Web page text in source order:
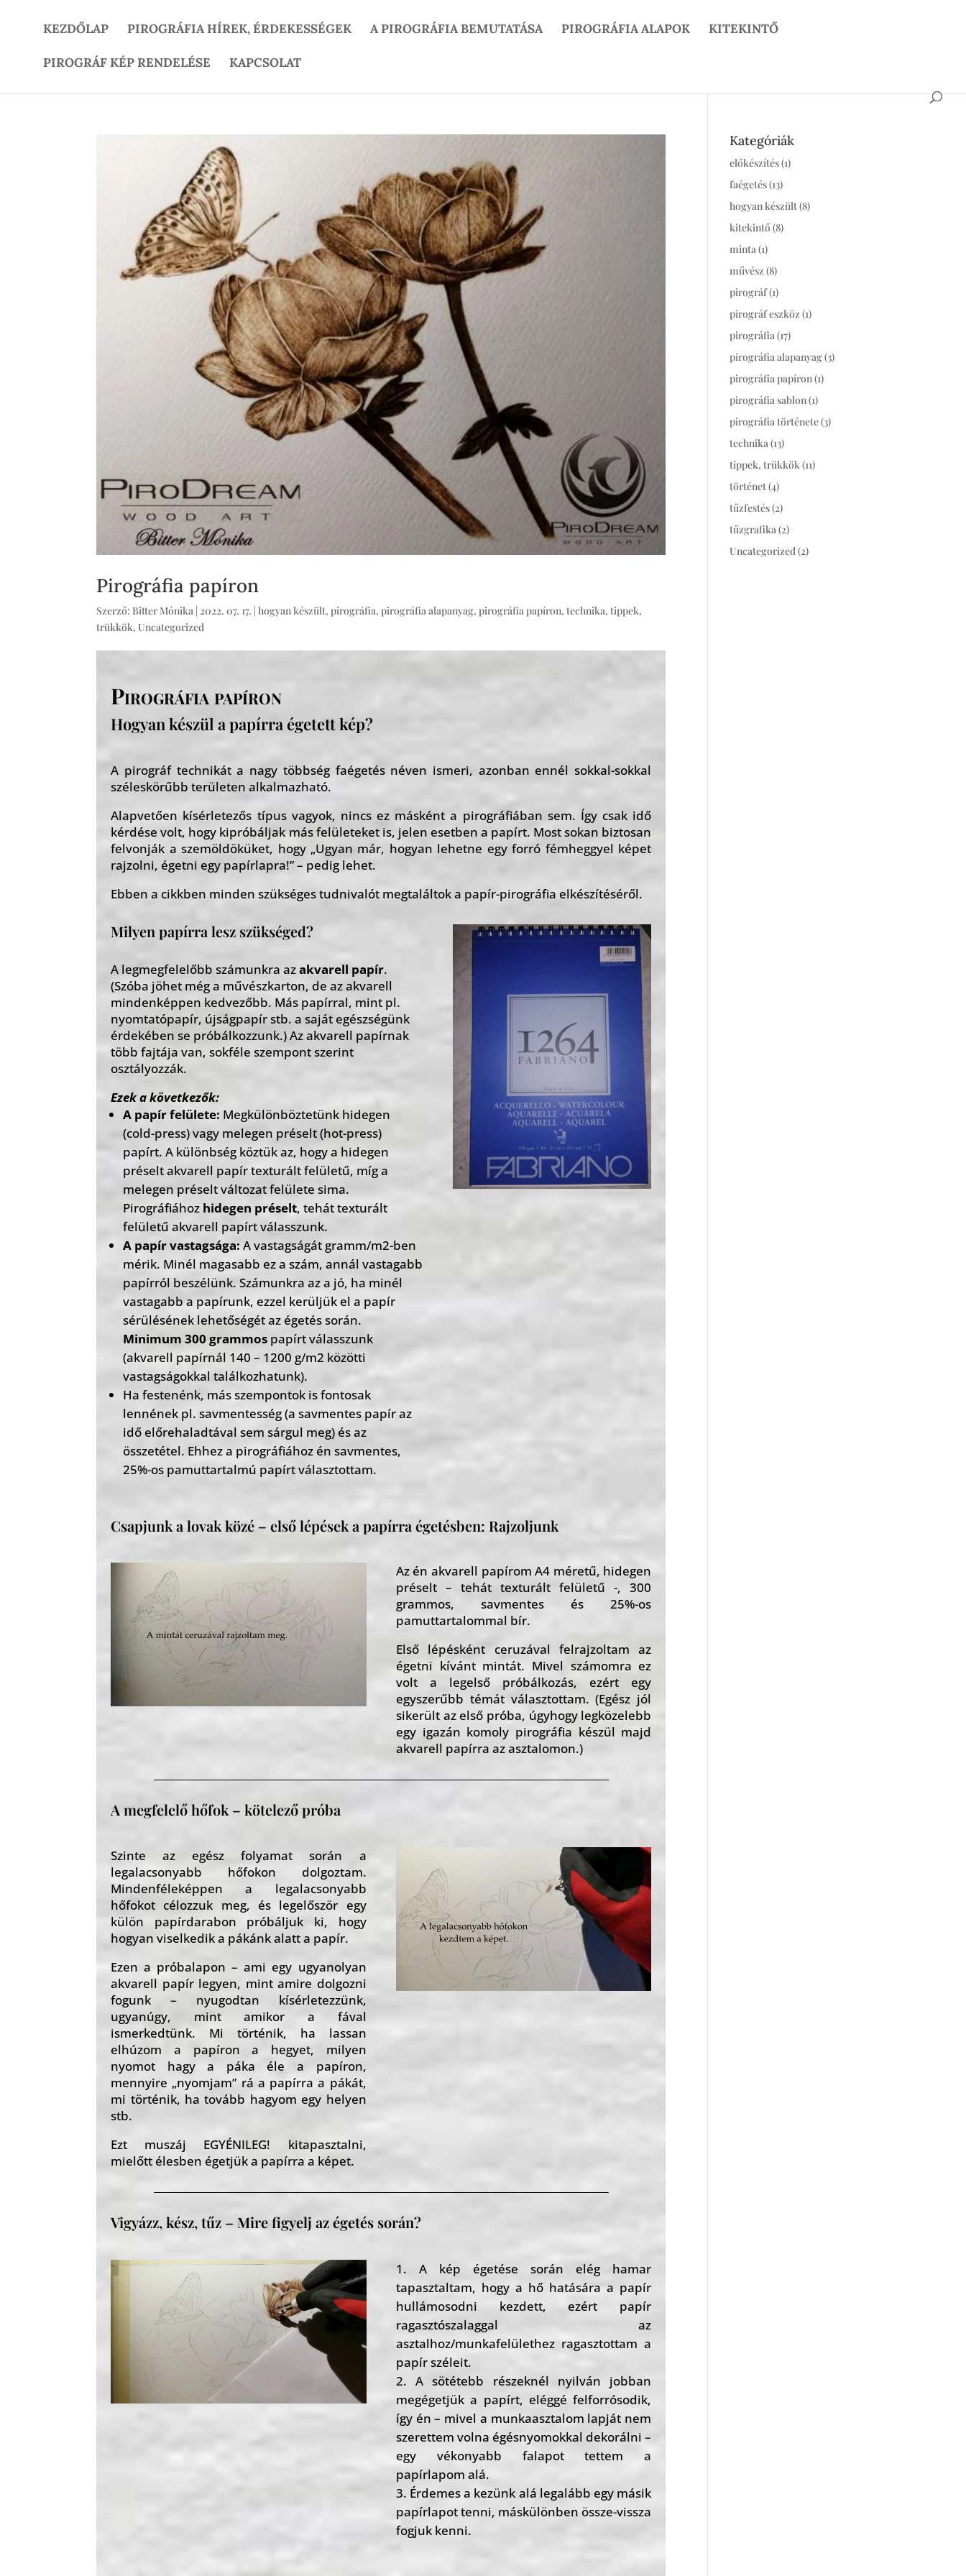
KEZDŐLAP PIROGRÁFIA HÍREK, ÉRDEKESSÉGEK A PIROGRÁFIA BEMUTATÁSA PIROGRÁFIA ALAPOK KITEKINTŐ
PIROGRÁF KÉP RENDELÉSE KAPCSOLAT
Pirográfia papíron
Szerző: Bitter Mónika 2022. 07. 17. |hogyan készült, pirográfia, pirográfia alapanyag, pirográfia papíron,technika,tippek,
trükkök,Uncategorized
Pirográfia papíron
Hogyan készül a papírra égetett kép?
A pirográf technikát a nagy többség faégetés néven ismeri, azonban ennél sokkal-sokkal
széleskörűbb területen alkalmazható.
Alapvetően kísérletezős típus vagyok, nincs ez másként a pirográfiában sem. Így csak idő
kérdése volt, hogy kipróbáljak más felületeket is, jelen esetben a papírt. Most sokan biztosan
felvonják a szemöldöküket, hogy „Ugyan már, hogyan lehetne egy forró fémheggyel képet
rajzolni, égetni egy papírlapra!” – pedig lehet.
Ebben a cikkben minden szükséges tudnivalót megtaláltok a papír-pirográfia elkészítéséről.
Milyen papírra lesz szükséged?
A legmegfelelőbb számunkra azakvarell papír.
(Szóba jöhet még a művészkarton, de az akvarell
mindenképpen kedvezőbb. Más papírral, mint pl.
nyomtatópapír, újságpapír stb. a saját egészségünk
érdekében se próbálkozzunk.) Az akvarell papírnak
több fajtája van, sokféle szempont szerint
osztályozzák.
Ezek a következők:
A papír felülete: Megkülönböztetünk hidegen
(cold-press) vagy melegen préselt (hot-press)
papírt. A különbség köztük az, hogy a hidegen
préselt akvarell papír texturált felületű, míg a
melegen préselt változat felülete sima.
Pirográfiához hidegen préselt, tehát texturált
felületű akvarell papírt válasszunk.
A papír vastagsága: A vastagságát gramm/m2-ben
mérik. Minél magasabb ez a szám, annál vastagabb
papírról beszélünk. Számunkra az a jó, ha minél
vastagabb a papírunk, ezzel kerüljük el a papír
sérülésének lehetőségét az égetés során.
Minimum 300 grammos papírt válasszunk
(akvarell papírnál 140 – 1200 g/m2 közötti
vastagságokkal találkozhatunk).
Ha festenénk, más szempontok is fontosak
lennének pl. savmentesség (a savmentes papír az
idő előrehaladtával sem sárgul meg) és az
összetétel. Ehhez a pirográfiához én savmentes,
25%-os pamuttartalmú papírt választottam.
Csapjunk a lovak közé – első lépések a papírra égetésben: Rajzoljunk
Az én akvarell papírom A4 méretű, hidegen
préselt – tehát texturált felületű -, 300
grammos, savmentes és 25%-os
pamuttartalommal bír.
Első lépésként ceruzával felrajzoltam az
égetni kívánt mintát. Mivel számomra ez
volt a legelső próbálkozás, ezért egy
egyszerűbb témát választottam. (Egész jól
sikerült az első próba, úgyhogy legközelebb
egy igazán komoly pirográfia készül majd
akvarell papírra az asztalomon.)
A megfelelő hőfok – kötelező próba
Szinte az egész folyamat során a
legalacsonyabb hőfokon dolgoztam.
Mindenféleképpen a legalacsonyabb
hőfokot célozzuk meg, és legelőször egy
külön papírdarabon próbáljuk ki, hogy
hogyan viselkedik a pákánk alatt a papír.
Ezen a próbalapon – ami egy ugyanolyan
akvarell papír legyen, mint amire dolgozni
fogunk – nyugodtan kísérletezzünk,
ugyanúgy, mint amikor a fával
ismerkedtünk. Mi történik, ha lassan
elhúzom a papíron a hegyet, milyen
nyomot hagy a páka éle a papíron,
mennyire „nyomjam” rá a papírra a pákát,
mi történik, ha tovább hagyom egy helyen
stb.
Ezt muszáj EGYÉNILEG! kitapasztalni,
mielőtt élesben égetjük a papírra a képet.
Vigyázz, kész, tűz – Mire figyelj az égetés során?
A kép égetése során elég hamar
tapasztaltam, hogy a hő hatására a papír
hullámosodni kezdett, ezért papír
ragasztószalaggal az
asztalhoz/munkafelülethez ragasztottam a
papír széleit.
A sötétebb részeknél nyilván jobban
megégetjük a papírt, eléggé felforrósodik,
így én – mivel a munkaasztalom lapját nem
szerettem volna égésnyomokkal dekorálni –
egy vékonyabb falapot tettem a
papírlapom alá.
Érdemes a kezünk alá legalább egy másik
papírlapot tenni, máskülönben össze-vissza
fogjuk kenni.
Kategóriák
előkészítés(1)
faégetés(13)
hogyan készült(8)
kitekintő (8)
minta(1)
művész (8)
pirográf(1)
pirográf eszköz (1)
pirográfia(17)
pirográfia alapanyag(3)
pirográfia papíron(1)
pirográfia sablon(1)
pirográfia története(3)
technika(13)
tippek, trükkök(11)
történet(4)
tűzfestés(2)
tűzgrafika(2)
Uncategorized(2)